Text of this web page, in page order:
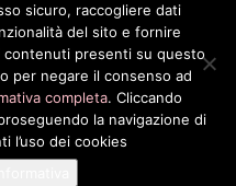
Cookie Policy
sicuro, raccogliere dati
del sito e fornire
presenti su questo
per negare il consenso ad
completa. Cliccando
la navigazione di
l’uso dei cookies